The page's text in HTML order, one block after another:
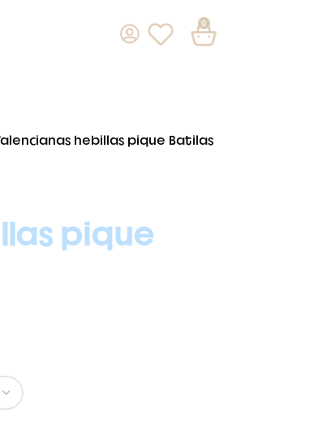
0
hebillas pique Batilas
pique